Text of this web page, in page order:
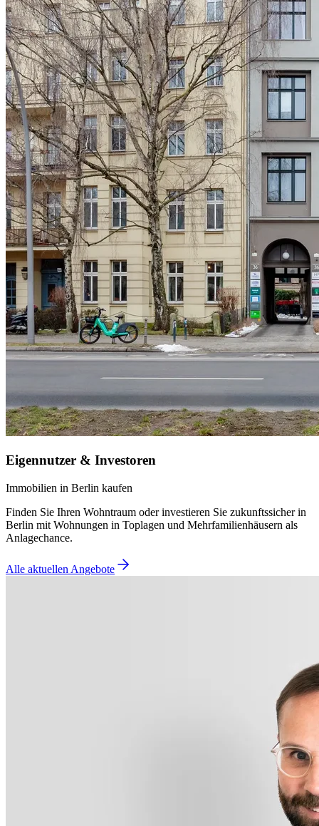
Eigennutzer & Investoren
Immobilien in Berlin kaufen
Finden Sie Ihren Wohntraum oder investieren Sie zukunftssicher in
Berlin mit Wohnungen in Toplagen und Mehrfamilienhäusern als
Anlagechance.
Alle aktuellen Angebote